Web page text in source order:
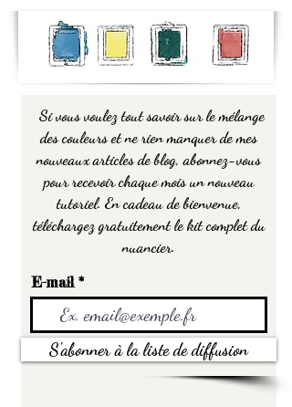
Si vous voulez tout savoir sur le mélange
des couleurs et ne rien manquer de mes
nouveaux articles de blog, abonnez-vous
pour recevoir chaque mois un nouveau
tutoriel. En cadeau de bienvenue,
téléchargez gratuitement le kit complet du
nuancier.
E-mail
S'abonner à la liste de diffusion